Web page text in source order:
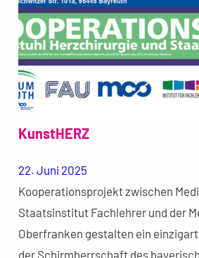
KunstHERZ
22. Juni 2025
Kooperationsprojekt zwischen
Staatsinstitut Fachlehrer und der
Oberfranken gestalten ein
der Schirmherrschaft des